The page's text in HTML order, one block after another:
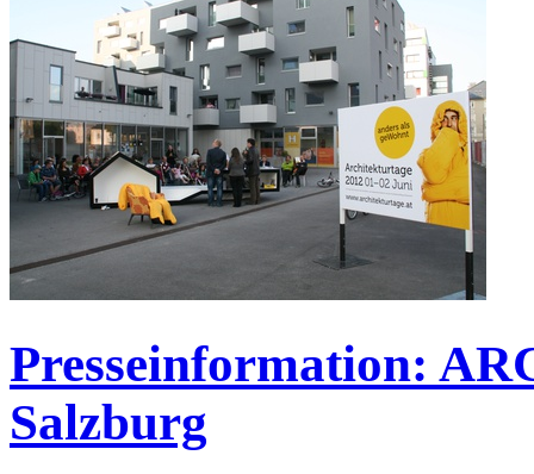
Presseinformation:
Salzburg